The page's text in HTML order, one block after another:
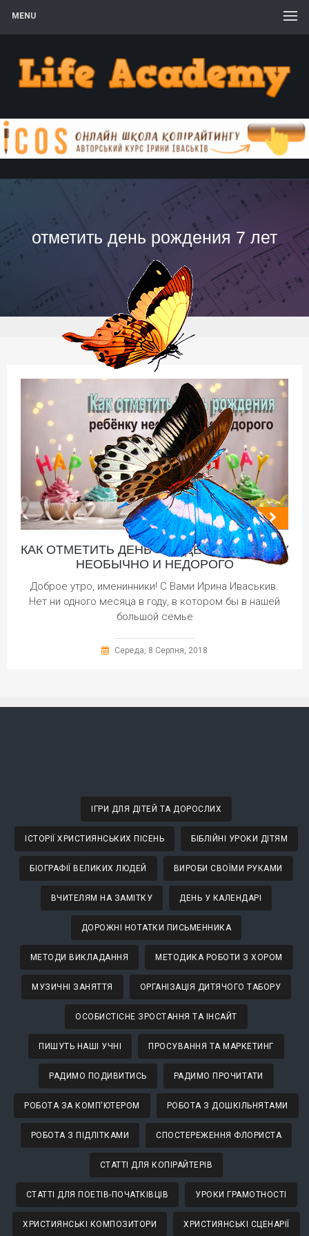
MENU
отметить день рождения 7 лет
КАК ОТМЕТИТЬ ДЕНЬ РОЖДЕНИЯ РЕБЁНКУ
НЕОБЫЧНО И НЕДОРОГО
Доброе утро, именинники! С Вами Ирина Иваськив.
Нет ни одного месяца в году, в котором бы в нашей
большой семье
Середа, 8 Серпня, 2018
ІГРИ ДЛЯ ДІТЕЙ ТА ДОРОСЛИХ
ІСТОРІЇ ХРИСТИЯНСЬКИХ ПІСЕНЬ БІБЛІЙНІ УРОКИ ДІТЯМ
БІОГРАФІЇ ВЕЛИКИХ ЛЮДЕЙ ВИРОБИ СВОЇМИ РУКАМИ
ВЧИТЕЛЯМ НА ЗАМІТКУ ДЕНЬ У КАЛЕНДАРІ
ДОРОЖНІ НОТАТКИ ПИСЬМЕННИКА
МЕТОДИ ВИКЛАДАННЯ МЕТОДИКА РОБОТИ З ХОРОМ
МУЗИЧНІ ЗАНЯТТЯ ОРГАНІЗАЦІЯ ДИТЯЧОГО ТАБОРУ
ОСОБИСТІСНЕ ЗРОСТАННЯ ТА ІНСАЙТ
ПИШУТЬ НАШІ УЧНІ ПРОСУВАННЯ ТА МАРКЕТИНГ
РАДИМО ПОДИВИТИСЬ РАДИМО ПРОЧИТАТИ
РОБОТА ЗА КОМП'ЮТЕРОМ РОБОТА З ДОШКІЛЬНЯТАМИ
РОБОТА З ПІДЛІТКАМИ СПОСТЕРЕЖЕННЯ ФЛОРИСТА
СТАТТІ ДЛЯ КОПІРАЙТЕРІВ
СТАТТІ ДЛЯ ПОЕТІВ-ПОЧАТКІВЦІВ УРОКИ ГРАМОТНОСТІ
ХРИСТИЯНСЬКІ КОМПОЗИТОРИ ХРИСТИЯНСЬКІ СЦЕНАРІЇ